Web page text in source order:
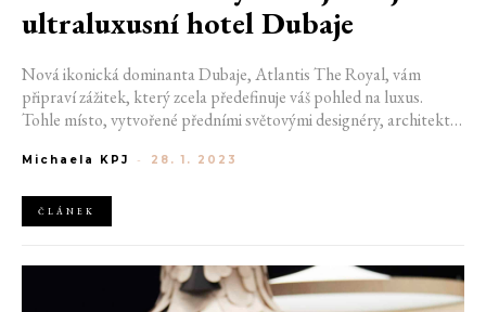
ultraluxusní hotel Dubaje
Nová ikonická dominanta Dubaje, Atlantis The Royal, vám
připraví zážitek, který zcela předefinuje váš pohled na luxus.
Tohle místo, vytvořené předními světovými designéry, architekty
Michaela KPJ - 28. 1. 2023
ČLÁNEK